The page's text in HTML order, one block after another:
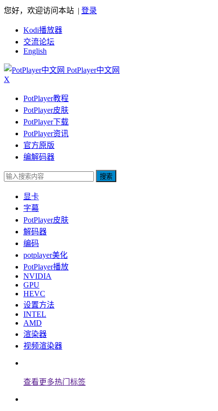
您好，欢迎访问本站 | 登录
Kodi播放器
交流论坛
English
PotPlayer中文网
X
PotPlayer教程
PotPlayer皮肤
PotPlayer下载
PotPlayer资讯
官方原版
编解码器
搜索
显卡
字幕
PotPlayer皮肤
解码器
编码
potplayer美化
PotPlayer播放
NVIDIA
GPU
HEVC
设置方法
INTEL
AMD
渲染器
视频渲染器
查看更多热门标签